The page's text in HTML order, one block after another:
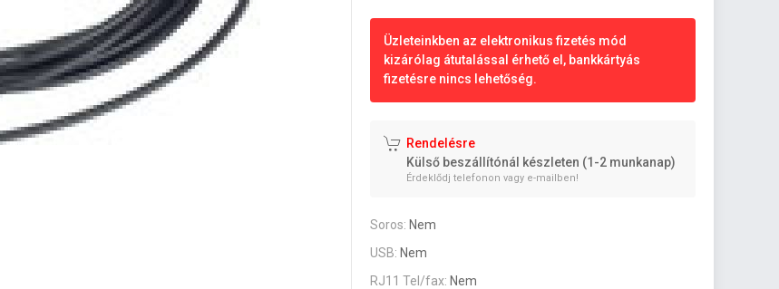
Üzleteinkben az elektronikus fizetés mód
kizárólag átutalással érhető el, bankkártyás
fizetésre nincs lehetőség.
Rendelésre
Külső beszállítónál készleten (1-2 munkanap)
Érdeklődj telefonon vagy e-mailben!
Soros: Nem
USB: Nem
RJ11 Tel/fax: Nem